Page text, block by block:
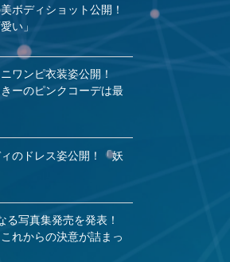
ボディショット公開！
い」
ワンピ衣装姿公開！
ーのピンクコーデは最
のドレス姿公開！「妖
写真集発売を発表！
れからの決意が詰まっ